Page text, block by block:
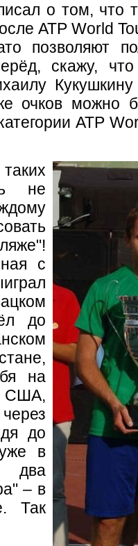
о том, что
ATP World
позволяют
скажу,
очков можно
ATP
не
с
до
на
США,
до
в
два
– в
Так